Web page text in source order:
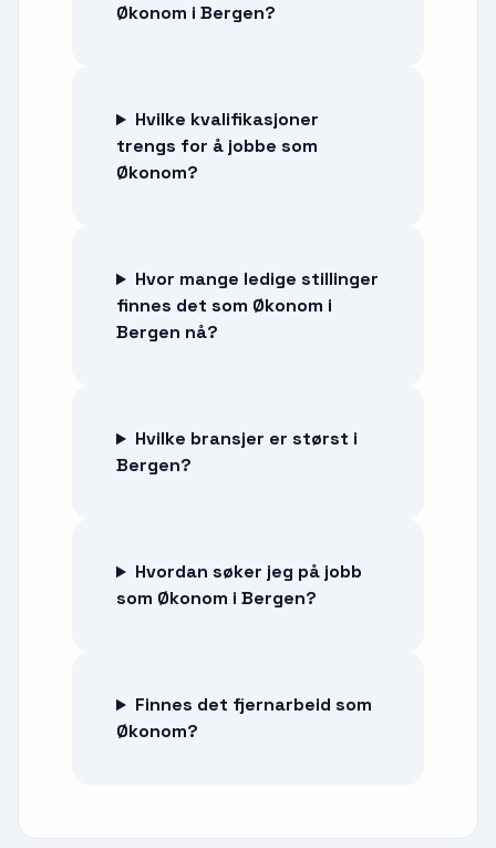
Økonom i Bergen?
Hvilke kvalifikasjoner
trengs for å jobbe som
Økonom?
Hvor mange ledige stillinger
finnes det som Økonom i
Bergen nå?
Hvilke bransjer er størst i
Bergen?
Hvordan søker jeg på jobb
som Økonom i Bergen?
Finnes det fjernarbeid som
Økonom?